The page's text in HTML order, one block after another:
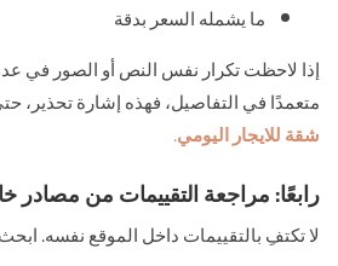
ما يشمله السعر بدقة
إذا لاحظت تكرار نفس النص أو الصور في
متعمدًا في التفاصيل، فهذه إشارة تحذير،
شقة للايجار اليومي.
رابعًا: مراجعة التقييمات من مصادر
لا تكتفِ بالتقييمات داخل الموقع نفسه.